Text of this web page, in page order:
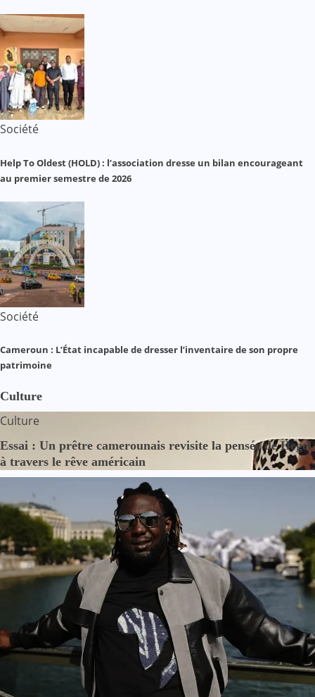
Société
Help To Oldest (HOLD) : l’association dresse un bilan encourageant
au premier semestre de 2026
Société
Cameroun : L’État incapable de dresser l’inventaire de son propre
patrimoine
Culture
Culture
Essai : Un prêtre camerounais revisite la pensée de Hegel
à travers le rêve américain